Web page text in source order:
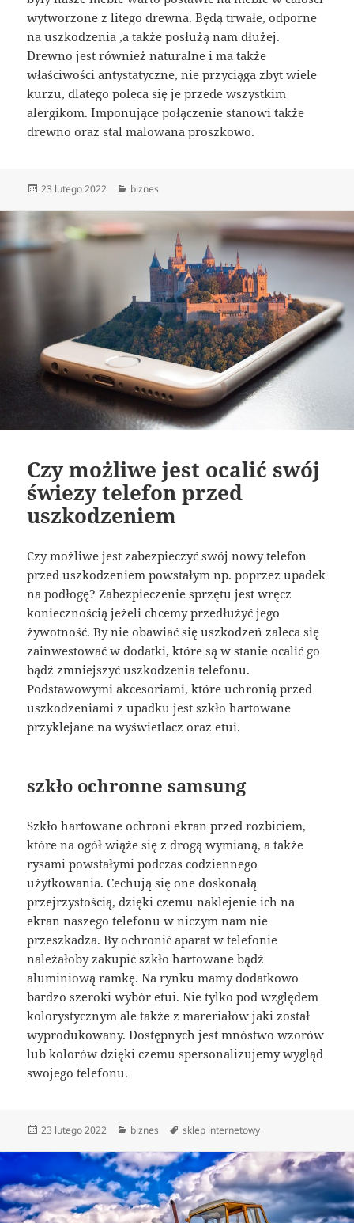
wytworzone z litego drewna. Będą trwałe, odporne
na uszkodzenia ,a także posłużą nam dłużej.
Drewno jest również naturalne i ma także
właściwości antystatyczne, nie przyciąga zbyt wiele
kurzu, dlatego poleca się je przede wszystkim
alergikom. Imponujące połączenie stanowi także
drewno oraz stal malowana proszkowo.
Data
23 lutego 2022 Kategorie
biznes
Czy możliwe jest ocalić swój
świezy telefon przed
uszkodzeniem
Czy możliwe jest zabezpieczyć swój nowy telefon
przed uszkodzeniem powstałym np. poprzez upadek
na podłogę? Zabezpieczenie sprzętu jest wręcz
koniecznością jeżeli chcemy przedłużyć jego
żywotność. By nie obawiać się uszkodzeń zaleca się
zainwestować w dodatki, które są w stanie ocalić go
bądź zmniejszyć uszkodzenia telefonu.
Podstawowymi akcesoriami, które uchronią przed
uszkodzeniami z upadku jest szkło hartowane
przyklejane na wyświetlacz oraz etui.
szkło ochronne samsung
Szkło hartowane ochroni ekran przed rozbiciem,
które na ogół wiąże się z drogą wymianą, a także
rysami powstałymi podczas codziennego
użytkowania. Cechują się one doskonałą
przejrzystością, dzięki czemu naklejenie ich na
ekran naszego telefonu w niczym nam nie
przeszkadza. By ochronić aparat w telefonie
należałoby zakupić szkło hartowane bądź
aluminiową ramkę. Na rynku mamy dodatkowo
bardzo szeroki wybór etui. Nie tylko pod względem
kolorystycznym ale także z mareriałów jaki został
wyprodukowany. Dostępnych jest mnóstwo wzorów
lub kolorów dzięki czemu spersonalizujemy wygląd
swojego telefonu.
Data
23 lutego 2022 Kategorie
biznes Tagi
sklep internetowy